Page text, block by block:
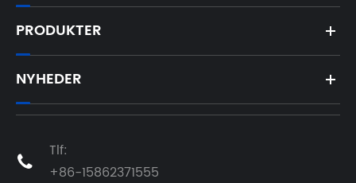
PRODUKTER
NYHEDER

Tlf:
+86-15862371555